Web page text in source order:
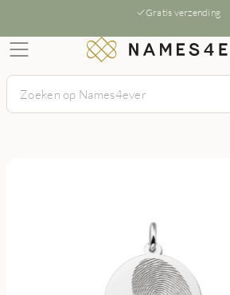
Gratis verzending